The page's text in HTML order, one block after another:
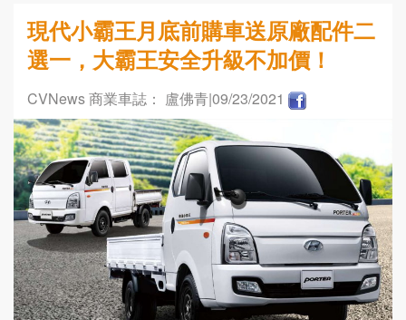
現代小霸王月底前購車送原廠配件二
選一，大霸王安全升級不加價！
CVNews 商業車誌： 盧佛青|09/23/2021